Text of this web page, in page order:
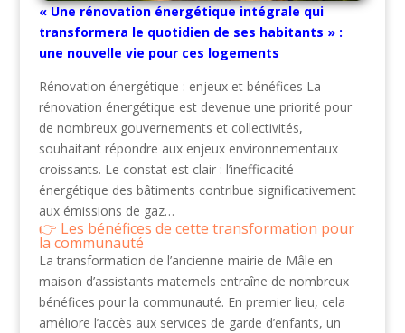
« Une rénovation énergétique intégrale qui
transformera le quotidien de ses habitants » :
une nouvelle vie pour ces logements
Rénovation énergétique : enjeux et bénéfices La
rénovation énergétique est devenue une priorité pour
de nombreux gouvernements et collectivités,
souhaitant répondre aux enjeux environnementaux
croissants. Le constat est clair : l’inefficacité
énergétique des bâtiments contribue significativement
aux émissions de gaz…
Les bénéfices de cette transformation pour
la communauté
La transformation de l’ancienne mairie de Mâle en
maison d’assistants maternels entraîne de nombreux
bénéfices pour la communauté. En premier lieu, cela
améliore l’accès aux services de garde d’enfants, un